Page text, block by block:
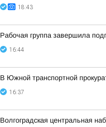
18:43
Рабочая группа завершила
16:44
В Южной транспортной
16:37
Волгоградская центральная